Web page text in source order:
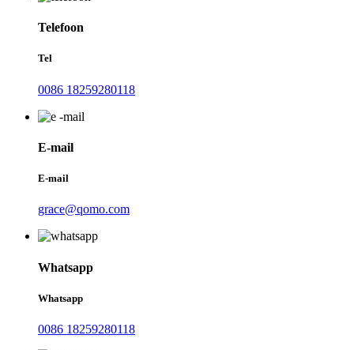
Telefoon
Tel
0086 18259280118
E-mail
E-mail
grace@qomo.com
Whatsapp
Whatsapp
0086 18259280118